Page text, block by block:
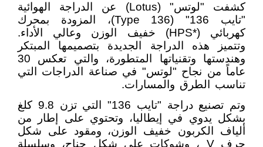
كشفت "لوتس" (Lotus
) عن الدراجة الهوائية
"تايب 136" (
Type 136
)، المزودة بمحرك
كهربائي (HPS*) خفيف الوزن وعالي الأداء.
وتتميز هذه الدراجة الجديدة بتصميمها المبتكر
وهندستها وتقنياتها المتطورة، والتي تعكس 30
عاماً من نجاح "لوتس" في صناعة الدراجات التي
تناسب الطرق والمسارات.
وتم تصنيع دراجة "تايب 136" التي تزن 9.8
كلغ
بشكل يدوي في إيطاليا، وتحتوي على إطار من
ألياف الكربون خفيف الوزن، ومقود على شكل
حرف V ، وشوكات على شكل جناح، وسلسلة